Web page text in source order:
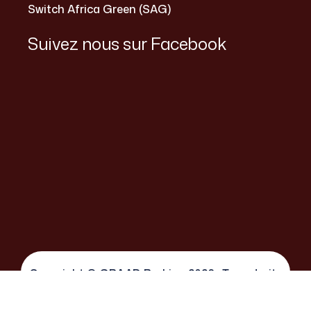
Switch Africa Green (SAG)
Suivez nous sur Facebook
Copyright © GRAAD Burkina 2026 . Tous droits